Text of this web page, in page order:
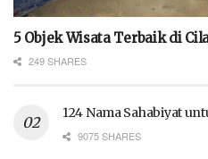
5 Objek Wisata Terbaik di
249 SHARES
124 Nama Sahabiyat
9075 SHARES